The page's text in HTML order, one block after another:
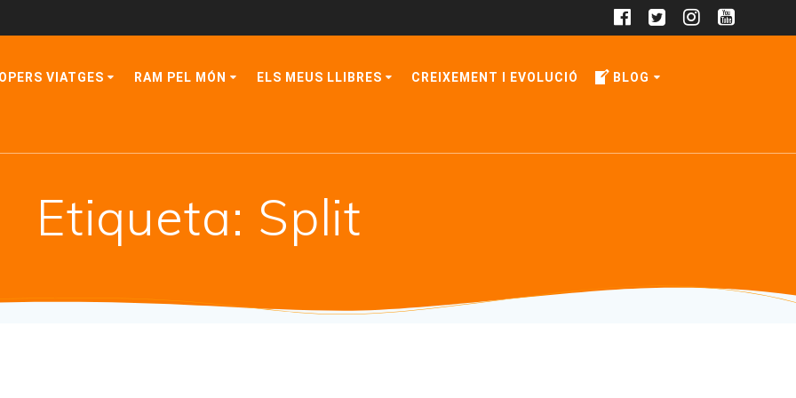
VIATGES RAM PEL MÓN ELS MEUS LLIBRES CREIXEMENT I EVOLUCIÓ BLOG
Etiqueta: Split